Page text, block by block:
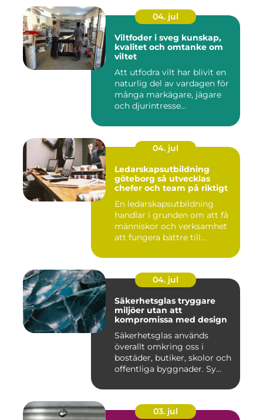
04. jul
Viltfoder i sveg kunskap,
kvalitet och omtanke om
viltet
Att utfodra vilt har blivit en
naturlig del av vardagen för
många markägare, jägare
och djurintresse...
04. jul
Ledarskapsutbildning
göteborg så utvecklas
chefer och team på riktigt
En ledarskapsutbildning
handlar i grunden om att få
människor och verksamhet
att fungera bättre till...
04. jul
Säkerhetsglas tryggare
miljöer utan att
kompromissa med design
Säkerhetsglas används
överallt omkring oss i
bostäder, butiker, skolor och
offentliga byggnader. Sy...
03. jul